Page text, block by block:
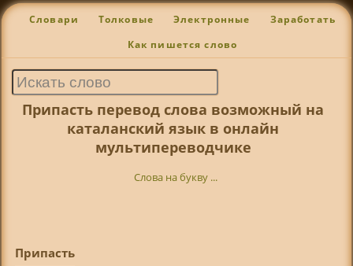
Словари Толковые Электронные Заработать
Как пишется слово
Припасть перевод слова возможный на
каталанский язык в онлайн
мультипереводчике
Слова на букву ...
Припасть